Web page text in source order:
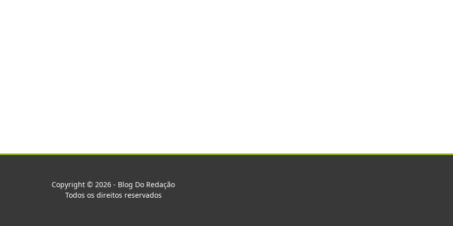
Copyright © 2026 - Blog Do Redação
Todos os direitos reservados